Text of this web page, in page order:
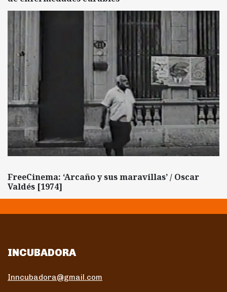
FreeCinema: ‘Arcaño y sus maravillas’ / Oscar
Valdés [1974]
INCUBADORA
Inncubadora@gmail.com